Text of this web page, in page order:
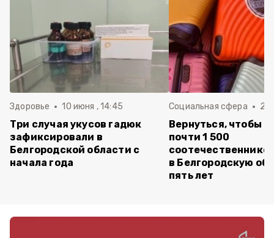
Здоровье 10 июня , 14:45
Три случая укусов гадюк
зафиксировали в
Белгородской области с
начала года
Социальная сфера 20
Вернуться, чтобы
почти 1 500
в Белгородскую
пять лет